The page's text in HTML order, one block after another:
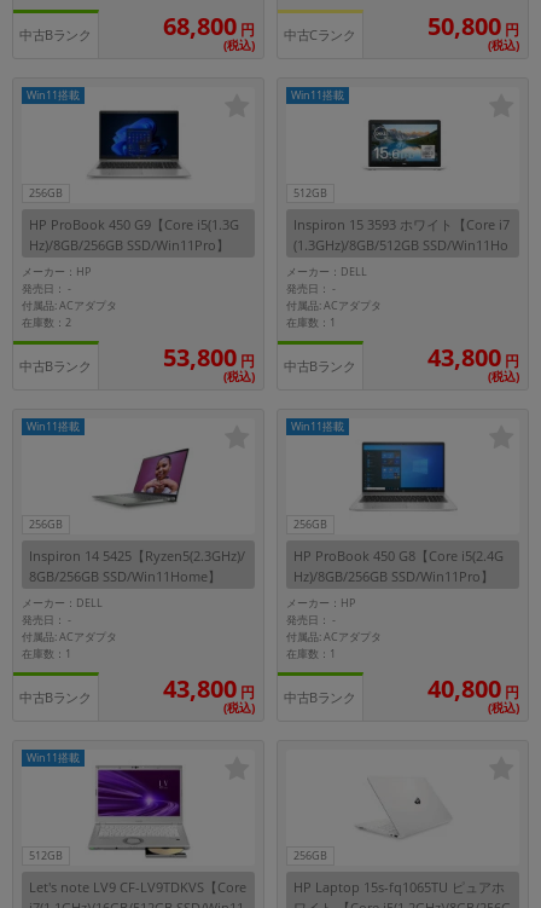
中古Bランク 68,800 円
(税込)
中古Cランク 50,800 円
(税込)
256GB
Win11搭載
HP ProBook 450 G9【Core i5(1.3G
Hz)/8GB/256GB SSD/Win11Pro】
メーカー：HP
発売日：-
付属品: ACアダプタ
在庫数：2
中古Bランク 53,800 円
(税込)
512GB
Win11搭載
Inspiron 15 3593 ホワイト【Core i7
(1.3GHz)/8GB/512GB SSD/Win11Ho
me】
メーカー：DELL
発売日：-
付属品: ACアダプタ
在庫数：1
中古Bランク 43,800 円
(税込)
256GB
Win11搭載
Inspiron 14 5425【Ryzen5(2.3GHz)/
8GB/256GB SSD/Win11Home】
メーカー：DELL
発売日：-
付属品: ACアダプタ
在庫数：1
中古Bランク 43,800 円
(税込)
256GB
Win11搭載
HP ProBook 450 G8【Core i5(2.4G
Hz)/8GB/256GB SSD/Win11Pro】
メーカー：HP
発売日：-
付属品: ACアダプタ
在庫数：1
中古Bランク 40,800 円
(税込)
512GB
Win11搭載
Let's note LV9 CF-LV9TDKVS【Core
256GB
HP Laptop 15s-fq1065TU ピュアホ